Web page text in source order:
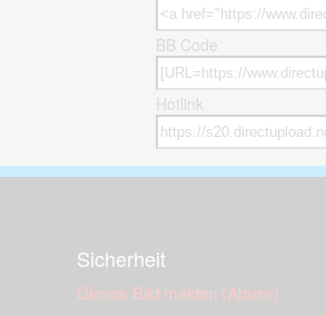
BB Code
Hotlink
Sicherheit
Dieses Bild melden (Abuse)